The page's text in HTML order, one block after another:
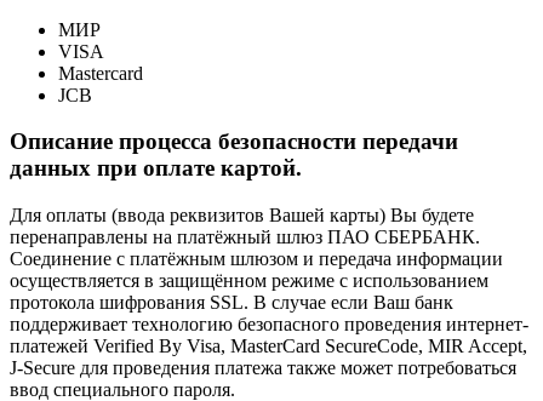
МИР
VISA
Mastercard
JCB
Описание процесса безопасности передачи
данных при оплате картой.
Для оплаты (ввода реквизитов Вашей карты) Вы будете
перенаправлены на платёжный шлюз ПАО СБЕРБАНК.
Соединение с платёжным шлюзом и передача информации
осуществляется в защищённом режиме с использованием
протокола шифрования SSL. В случае если Ваш банк
поддерживает технологию безопасного проведения интернет-
платежей Verified By Visa, MasterCard SecureCode, MIR Accept,
J-Secure для проведения платежа также может потребоваться
ввод специального пароля.